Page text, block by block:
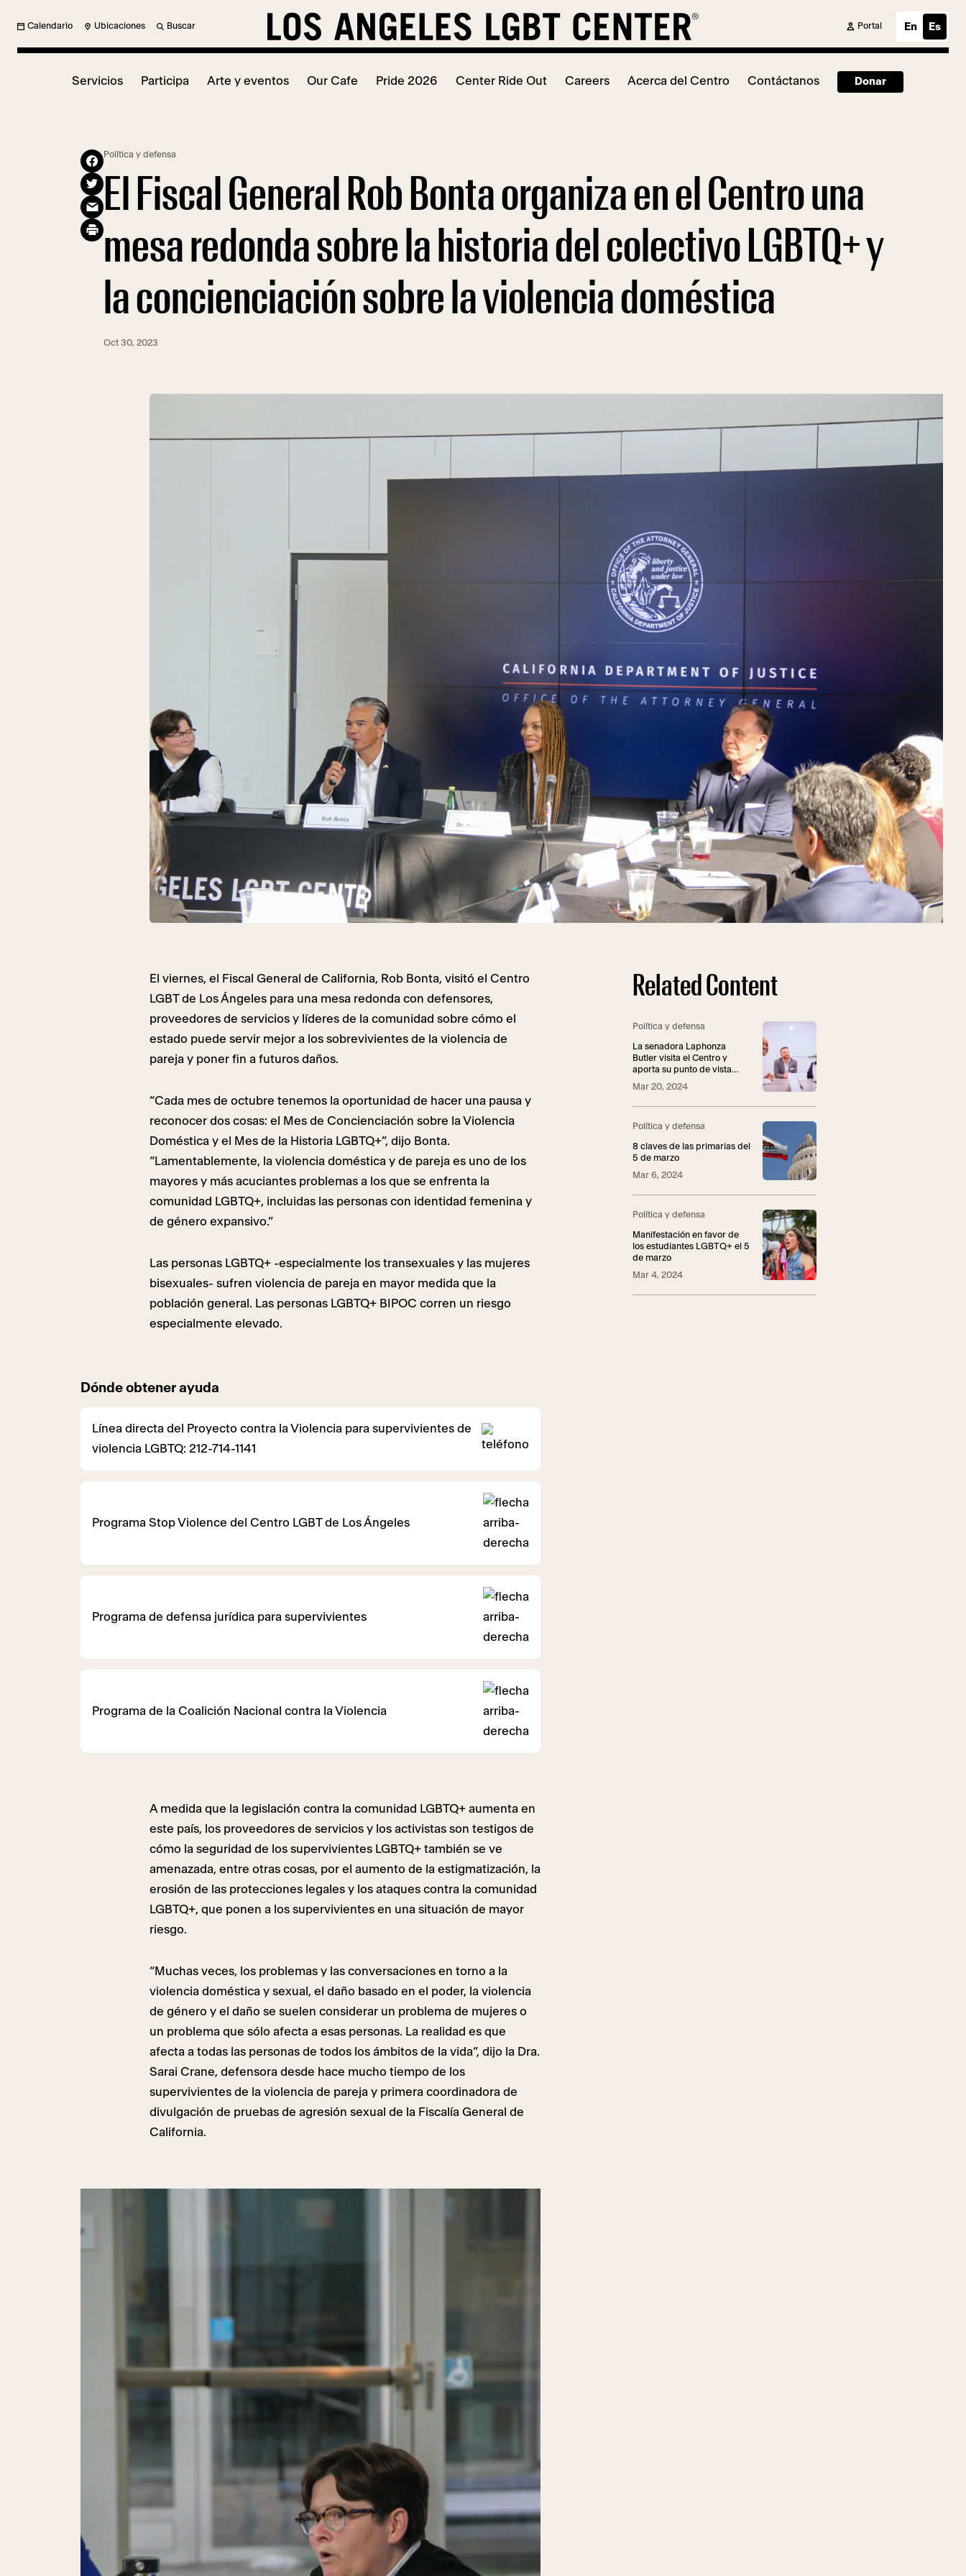
Calendario Ubicaciones Buscar Portal En Es
Servicios Participa Arte y eventos Our Cafe Pride 2026 Center Ride Out Careers Acerca del Centro Contáctanos Donar
Política y defensa
El Fiscal General Rob Bonta organiza en el Centro una
mesa redonda sobre la historia del colectivo LGBTQ+ y
la concienciación sobre la violencia doméstica
Oct 30, 2023
El viernes, el Fiscal General de California, Rob Bonta, visitó el Centro
LGBT de Los Ángeles para una mesa redonda con defensores,
proveedores de servicios y líderes de la comunidad sobre cómo el
estado puede servir mejor a los sobrevivientes de la violencia de
pareja y poner fin a futuros daños.
“Cada mes de octubre tenemos la oportunidad de hacer una pausa y
reconocer dos cosas: el Mes de Concienciación sobre la Violencia
Doméstica y el Mes de la Historia LGBTQ+”, dijo Bonta.
“Lamentablemente, la violencia doméstica y de pareja es uno de los
mayores y más acuciantes problemas a los que se enfrenta la
comunidad LGBTQ+, incluidas las personas con identidad femenina y
de género expansivo.”
Las personas LGBTQ+ -especialmente los transexuales y las mujeres
bisexuales- sufren violencia de pareja en mayor medida que la
población general. Las personas LGBTQ+ BIPOC corren un riesgo
especialmente elevado.
Dónde obtener ayuda
Línea directa del Proyecto contra la Violencia para supervivientes de
violencia LGBTQ: 212-714-1141
Programa Stop Violence del Centro LGBT de Los Ángeles
Programa de defensa jurídica para supervivientes
Programa de la Coalición Nacional contra la Violencia
A medida que la legislación contra la comunidad LGBTQ+ aumenta en
este país, los proveedores de servicios y los activistas son testigos de
cómo la seguridad de los supervivientes LGBTQ+ también se ve
amenazada, entre otras cosas, por el aumento de la estigmatización, la
erosión de las protecciones legales y los ataques contra la comunidad
LGBTQ+, que ponen a los supervivientes en una situación de mayor
riesgo.
“Muchas veces, los problemas y las conversaciones en torno a la
violencia doméstica y sexual, el daño basado en el poder, la violencia
de género y el daño se suelen considerar un problema de mujeres o
un problema que sólo afecta a esas personas. La realidad es que
afecta a todas las personas de todos los ámbitos de la vida”, dijo la Dra.
Sarai Crane, defensora desde hace mucho tiempo de los
supervivientes de la violencia de pareja y primera coordinadora de
divulgación de pruebas de agresión sexual de la Fiscalía General de
California.
Related Content
Política y defensa
La senadora Laphonza
Butler visita el Centro y
aporta su punto de vista
sobre las iniciativas
federales LGBTQ+.
Mar 20, 2024
Política y defensa
8 claves de las primarias del
5 de marzo
Mar 6, 2024
Política y defensa
Manifestación en favor de
los estudiantes LGBTQ+ el 5
de marzo
Mar 4, 2024